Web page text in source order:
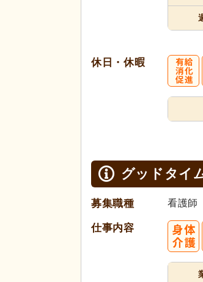
休日・休暇
グッドタイ
募集職種 看護師
仕事内容